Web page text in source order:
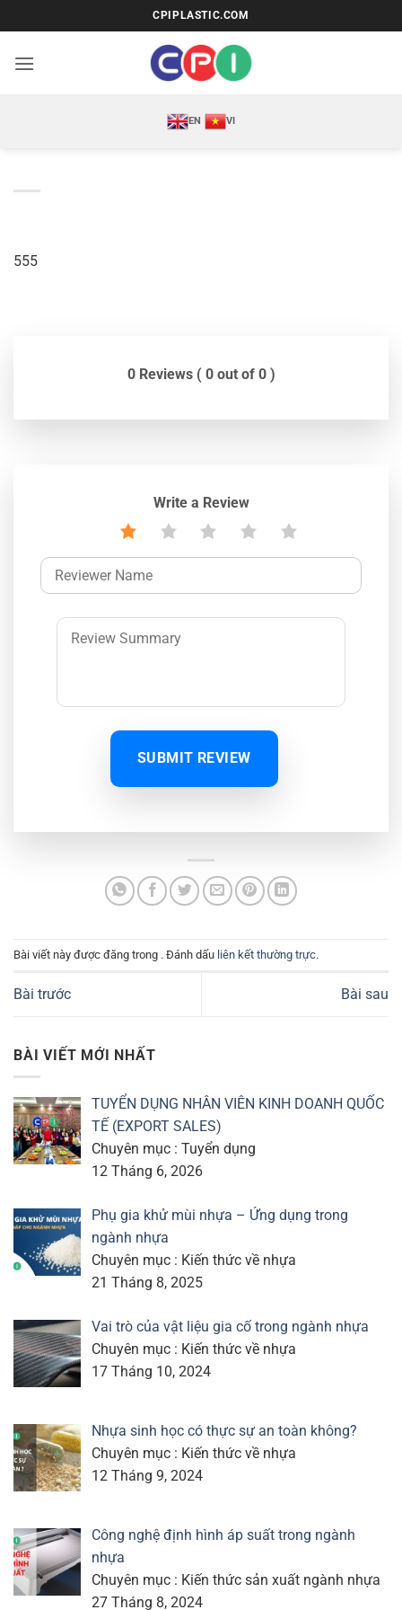
qua
nội
CPIPLASTIC.COM
EN VI
555
0 Reviews ( 0 out of 0 )
Write a Review
SUBMIT REVIEW
Bài viết này được đăng trong . Đánh dấu liên kết thường trực.
Bài trước Bài sau
BÀI VIẾT MỚI NHẤT
TUYỂN DỤNG NHÂN VIÊN KINH DOANH QUỐC
TẾ (EXPORT SALES)
Chuyên mục : Tuyển dụng
12 Tháng 6, 2026
Phụ gia khử mùi nhựa – Ứng dụng trong
ngành nhựa
Chuyên mục : Kiến thức về nhựa
21 Tháng 8, 2025
Vai trò của vật liệu gia cố trong ngành nhựa
Chuyên mục : Kiến thức về nhựa
17 Tháng 10, 2024
Nhựa sinh học có thực sự an toàn không?
Chuyên mục : Kiến thức về nhựa
12 Tháng 9, 2024
Công nghệ định hình áp suất trong ngành
nhựa
Chuyên mục : Kiến thức sản xuất ngành nhựa
27 Tháng 8, 2024